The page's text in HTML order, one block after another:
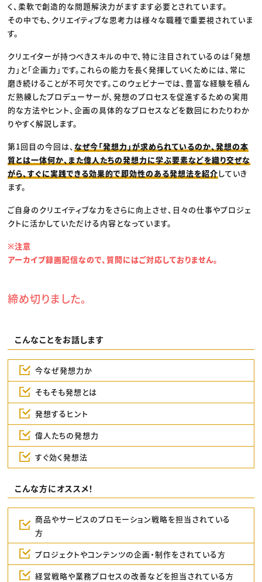
く、柔軟で創造的な問題解決力がますます必要とされています。
その中でも、クリエイティブな思考力は様々な職種で重要視されていま
す。
クリエイターが持つべきスキルの中で、特に注目されているのは「発想
力」と「企画力」です。これらの能力を長く発揮していくためには、常に
磨き続けることが不可欠です。このウェビナーでは、豊富な経験を積ん
だ熟練したプロデューサーが、発想のプロセスを促進するための実用
的な方法やヒント、企画の具体的なプロセスなどを数回にわたりわか
りやすく解説します。
第1回目の今回は、なぜ今「発想力」が求められているのか、発想の本
質とは一体何か、また偉人たちの発想力に学ぶ要素などを織り交ぜな
がら、すぐに実践できる効果的で即効性のある発想法を紹介していき
ます。
ご自身のクリエイティブな力をさらに向上させ、日々の仕事やプロジェ
クトに活かしていただける内容となっています。
※注意
アーカイブ録画配信なので、質問にはご対応しておりません。
締め切りました。
こんなことをお話します
今なぜ発想力か
そもそも発想とは
発想するヒント
偉人たちの発想力
すぐ効く発想法
こんな方にオススメ！
商品やサービスのプロモーション戦略を担当されている
方
プロジェクトやコンテンツの企画・制作をされている方
経営戦略や業務プロセスの改善などを担当されている方